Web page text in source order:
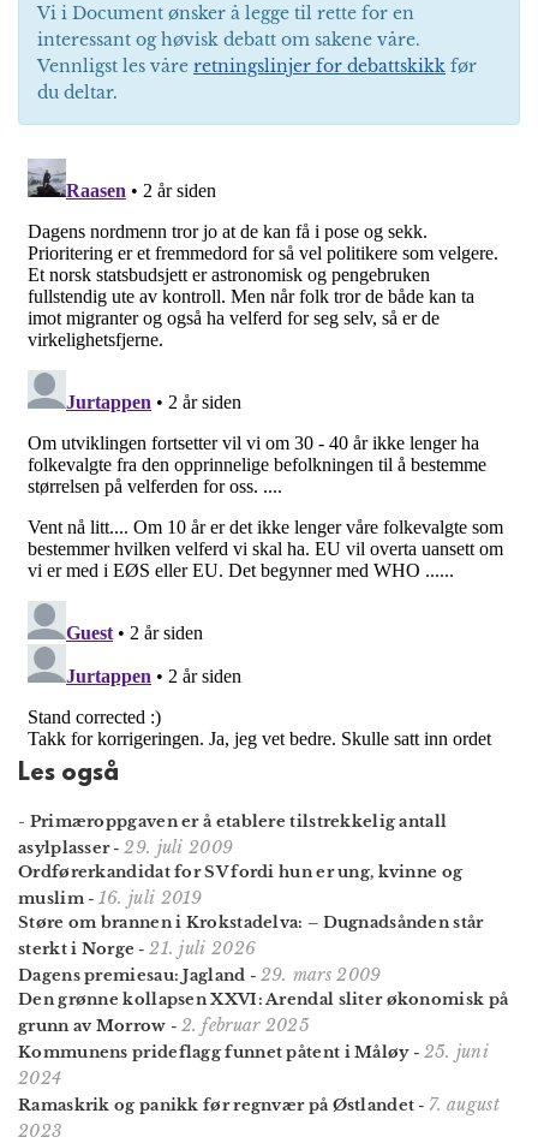
Vi i Document ønsker å legge til rette for en
interessant og høvisk debatt om sakene våre.
Vennligst les våre retningslinjer for debattskikk før
du deltar.
Les også
- Primæroppgaven er å etablere tilstrekkelig antall
asylplasser-29. juli 2009
Ordførerkandidat for SV fordi hun er ung, kvinne og
muslim- 16. juli 2019
Støre om brannen i Krokstadelva: – Dugnadsånden står
sterkt i Norge -21. juli 2026
Dagens premiesau: Jagland - 29. mars 2009
Den grønne kollapsen XXVI: Arendal sliter økonomisk på
grunn av Morrow - 2. februar 2025
Kommunens prideflagg funnet påtent i Måløy- 25. juni
2024
Ramaskrik og panikk før regnvær på Østlandet - 7. august
2023